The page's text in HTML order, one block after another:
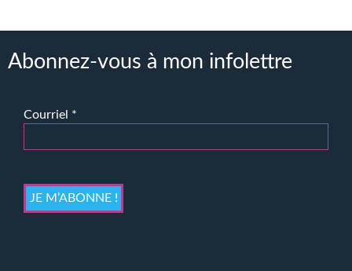
options
la
Abonnez-vous à mon infolettre
Courriel *